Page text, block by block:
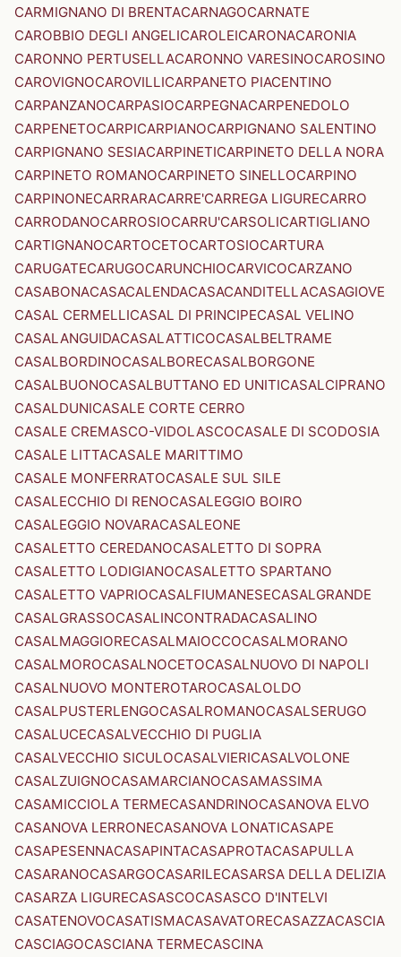
CARMIGNANO DI BRENTACARNAGOCARNATE
CAROBBIO DEGLI ANGELICAROLEICARONACARONIA
CARONNO PERTUSELLACARONNO VARESINOCAROSINO
CAROVIGNOCAROVILLICARPANETO PIACENTINO
CARPANZANOCARPASIOCARPEGNACARPENEDOLO
CARPENETOCARPICARPIANOCARPIGNANO SALENTINO
CARPIGNANO SESIACARPINETICARPINETO DELLA NORA
CARPINETO ROMANOCARPINETO SINELLOCARPINO
CARPINONECARRARACARRE'CARREGA LIGURECARRO
CARRODANOCARROSIOCARRU'CARSOLICARTIGLIANO
CARTIGNANOCARTOCETOCARTOSIOCARTURA
CARUGATECARUGOCARUNCHIOCARVICOCARZANO
CASABONACASACALENDACASACANDITELLACASAGIOVE
CASAL CERMELLICASAL DI PRINCIPECASAL VELINO
CASALANGUIDACASALATTICOCASALBELTRAME
CASALBORDINOCASALBORECASALBORGONE
CASALBUONOCASALBUTTANO ED UNITICASALCIPRANO
CASALDUNICASALE CORTE CERRO
CASALE CREMASCO-VIDOLASCOCASALE DI SCODOSIA
CASALE LITTACASALE MARITTIMO
CASALE MONFERRATOCASALE SUL SILE
CASALECCHIO DI RENOCASALEGGIO BOIRO
CASALEGGIO NOVARACASALEONE
CASALETTO CEREDANOCASALETTO DI SOPRA
CASALETTO LODIGIANOCASALETTO SPARTANO
CASALETTO VAPRIOCASALFIUMANESECASALGRANDE
CASALGRASSOCASALINCONTRADACASALINO
CASALMAGGIORECASALMAIOCCOCASALMORANO
CASALMOROCASALNOCETOCASALNUOVO DI NAPOLI
CASALNUOVO MONTEROTAROCASALOLDO
CASALPUSTERLENGOCASALROMANOCASALSERUGO
CASALUCECASALVECCHIO DI PUGLIA
CASALVECCHIO SICULOCASALVIERICASALVOLONE
CASALZUIGNOCASAMARCIANOCASAMASSIMA
CASAMICCIOLA TERMECASANDRINOCASANOVA ELVO
CASANOVA LERRONECASANOVA LONATICASAPE
CASAPESENNACASAPINTACASAPROTACASAPULLA
CASARANOCASARGOCASARILECASARSA DELLA DELIZIA
CASARZA LIGURECASASCOCASASCO D'INTELVI
CASATENOVOCASATISMACASAVATORECASAZZACASCIA
CASCIAGOCASCIANA TERMECASCINA